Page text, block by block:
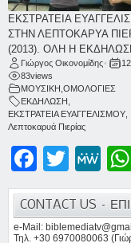
ΕΚΣΤΡΑΤΕΙΑ
ΣΤΗΝ ΛΕΠΤΟΚΑΡΥΑ
(2013). ΟΛΗ Η
Γιώργος Οικονομίδης•
83views
ΜΟΥΣΙΚΗ ΟΜΟΛΟΓΙΕΣ
ΕΚΔΗΛΩΣΗ
ΕΚΣΤΡΑΤΕΙΑ ΕΥΑΓΓΕΛΙΣΜΟΥ
Λεπτοκαρυά Πιερίας
Facebook Twitter MeWe
CONTACT US –
e-Mail:
Τηλ. +30 6970080063